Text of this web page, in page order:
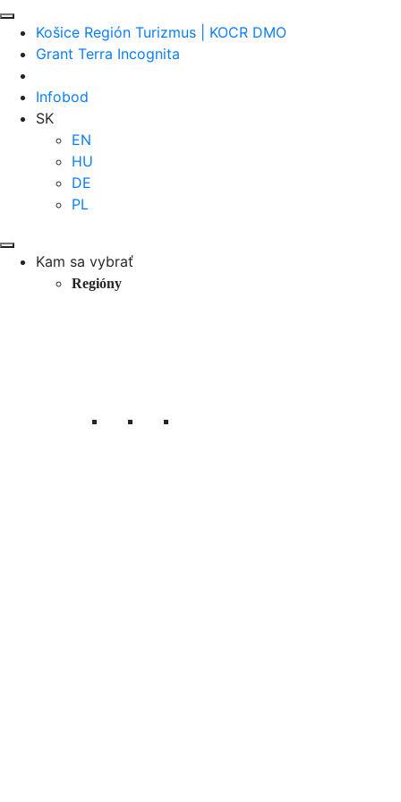
Košice Región Turizmus | KOCR DMO
Grant Terra Incognita
Infobod
SK
EN
HU
DE
PL
Kam sa vybrať
Regióny